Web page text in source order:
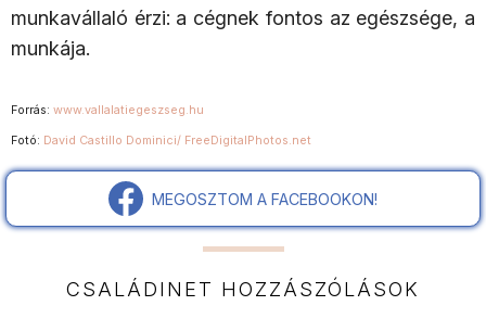
munkavállaló érzi: a cégnek fontos az egészsége, a
munkája.
Forrás: www.vallalatiegeszseg.hu
Fotó: David Castillo Dominici/ FreeDigitalPhotos.net
MEGOSZTOM A FACEBOOKON!
CSALÁDINET HOZZÁSZÓLÁSOK